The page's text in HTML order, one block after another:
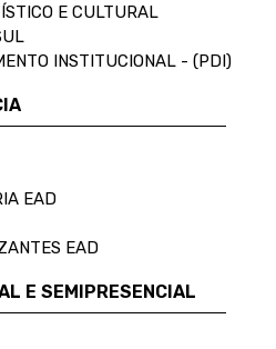
E CULTURAL
INSTITUCIONAL - (PDI)
EAD
EAD
E SEMIPRESENCIAL